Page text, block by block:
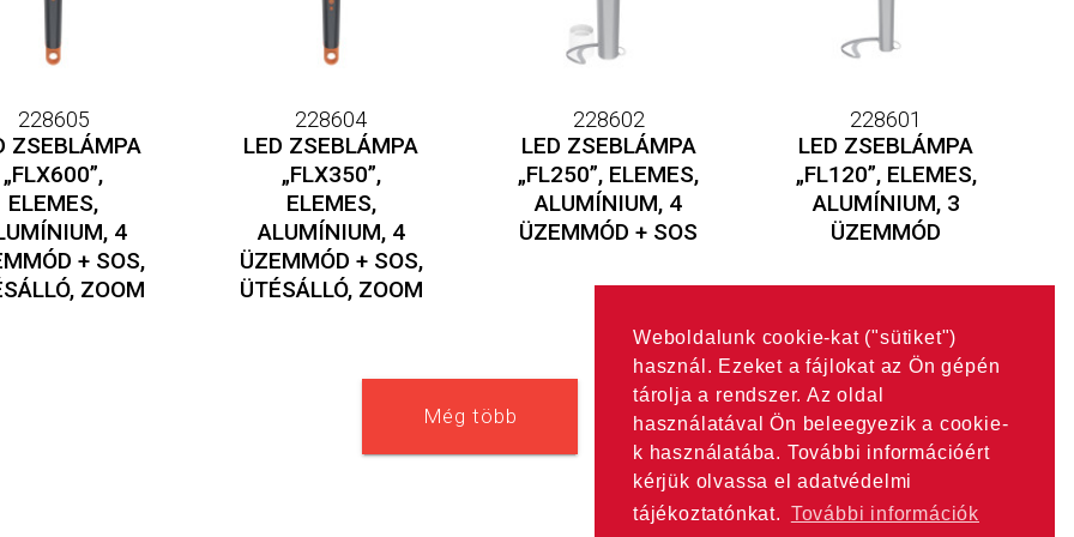
Weboldalunk cookie-kat ("sütiket")
használ. Ezeket a fájlokat az Ön gépén
tárolja a rendszer. Az oldal
használatával Ön beleegyezik a cookie-
k használatába. További információért
kérjük olvassa el adatvédelmi
tájékoztatónkat. További információk
228605
ZSEBLÁMPA
„FLX600”,
ELEMES,
4
+ SOS,
ZOOM
228604
LED ZSEBLÁMPA
„FLX350”,
ELEMES,
ALUMÍNIUM, 4
ÜZEMMÓD + SOS,
ÜTÉSÁLLÓ, ZOOM
228602
LED ZSEBLÁMPA
„FL250”, ELEMES,
ALUMÍNIUM, 4
ÜZEMMÓD + SOS
228601
LED ZSEBLÁMPA
„FL120”, ELEMES,
ALUMÍNIUM, 3
ÜZEMMÓD
Még több